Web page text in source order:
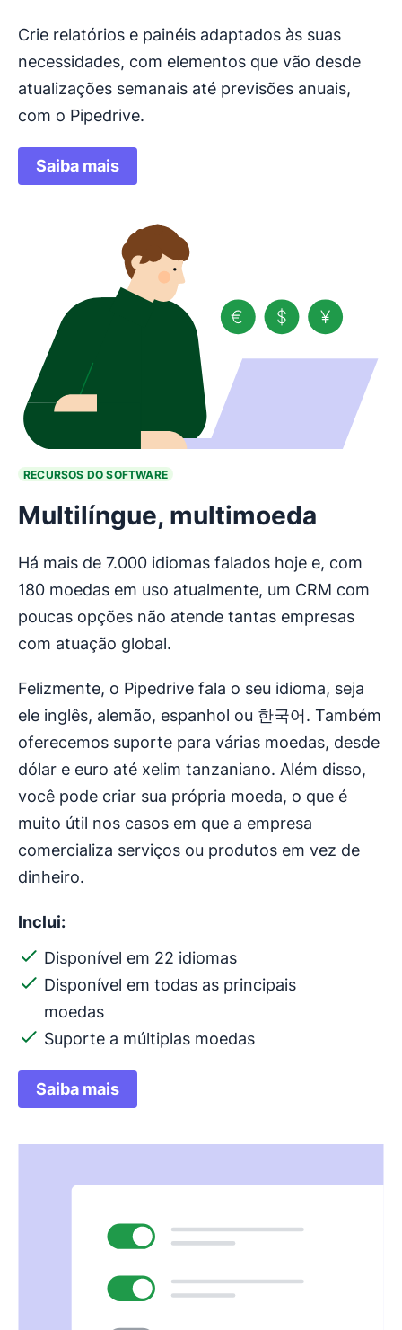
Crie relatórios e painéis adaptados às suas
necessidades, com elementos que vão desde
atualizações semanais até previsões anuais,
com o Pipedrive.
Saiba mais
RECURSOS DO SOFTWARE
Multilíngue, multimoeda
Há mais de 7.000 idiomas falados hoje e, com
180 moedas em uso atualmente, um CRM com
poucas opções não atende tantas empresas
com atuação global.
Felizmente, o Pipedrive fala o seu idioma, seja
ele inglês, alemão, espanhol ou 한국어. Também
oferecemos suporte para várias moedas, desde
dólar e euro até xelim tanzaniano. Além disso,
você pode criar sua própria moeda, o que é
muito útil nos casos em que a empresa
comercializa serviços ou produtos em vez de
dinheiro.
Inclui:
Disponível em 22 idiomas
Disponível em todas as principais
moedas
Suporte a múltiplas moedas
Saiba mais